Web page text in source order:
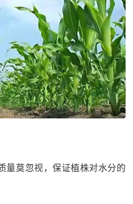
量莫忽视，保证植株对水分的